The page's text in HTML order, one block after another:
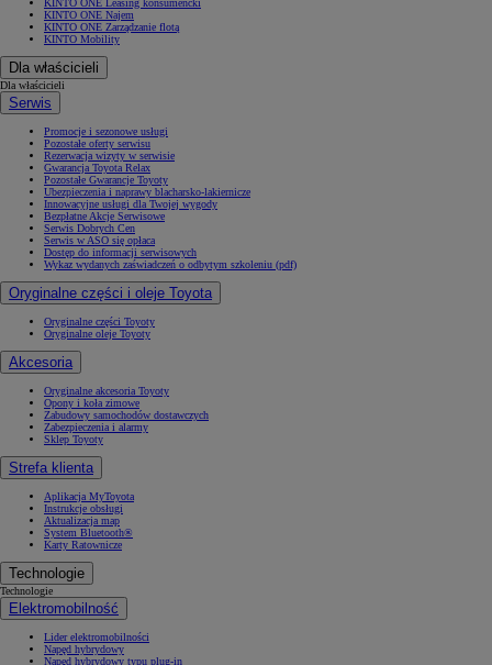
KINTO ONE Leasing konsumencki
KINTO ONE Najem
KINTO ONE Zarządzanie flotą
KINTO Mobility
Dla właścicieli
Dla właścicieli
Serwis
Promocje i sezonowe usługi
Pozostałe oferty serwisu
Rezerwacja wizyty w serwisie
Gwarancja Toyota Relax
Pozostałe Gwarancje Toyoty
Ubezpieczenia i naprawy blacharsko-lakiernicze
Innowacyjne usługi dla Twojej wygody
Bezpłatne Akcje Serwisowe
Serwis Dobrych Cen
Serwis w ASO się opłaca
Dostęp do informacji serwisowych
Wykaz wydanych zaświadczeń o odbytym szkoleniu (pdf)
Oryginalne części i oleje Toyota
Oryginalne części Toyoty
Oryginalne oleje Toyoty
Akcesoria
Oryginalne akcesoria Toyoty
Opony i koła zimowe
Zabudowy samochodów dostawczych
Zabezpieczenia i alarmy
Sklep Toyoty
Strefa klienta
Aplikacja MyToyota
Instrukcje obsługi
Aktualizacja map
System Bluetooth®
Karty Ratownicze
Technologie
Technologie
Elektromobilność
Lider elektromobilności
Napęd hybrydowy
Napęd hybrydowy typu plug-in